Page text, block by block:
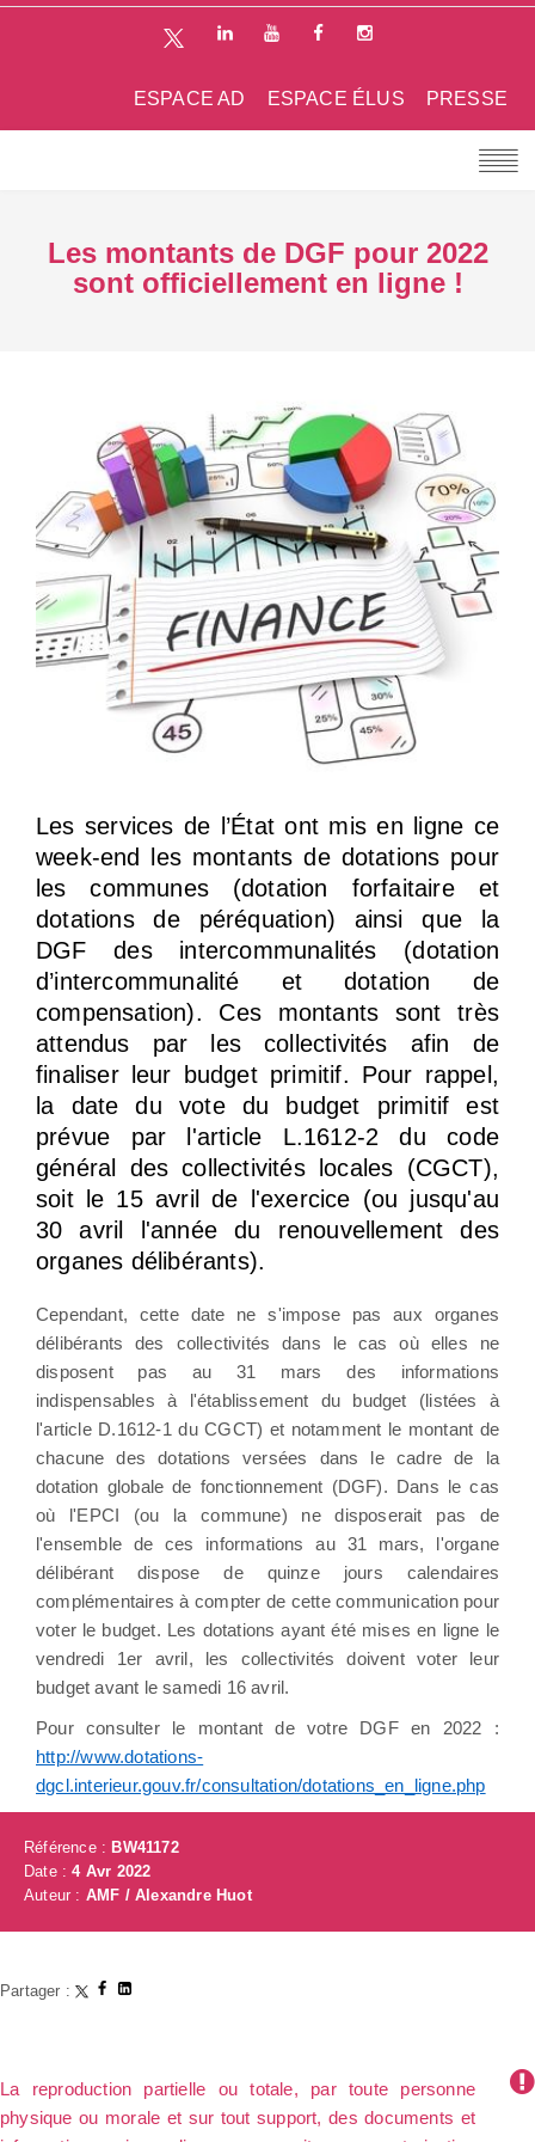
PRESSE
ESPACE ÉLUS
ESPACE AD
Les montants de DGF pour 2022
sont officiellement en ligne !
Les services de l’État ont mis en ligne ce
week-end les montants de dotations pour
les communes (dotation forfaitaire et
dotations de péréquation) ainsi que la
DGF des intercommunalités (dotation
d’intercommunalité et dotation de
compensation). Ces montants sont très
attendus par les collectivités afin de
finaliser leur budget primitif. Pour rappel,
la date du vote du budget primitif est
prévue par l'article L.1612-2 du code
général des collectivités locales (CGCT),
soit le 15 avril de l'exercice (ou jusqu'au
30 avril l'année du renouvellement des
organes délibérants).
Cependant, cette date ne s'impose pas aux organes
délibérants des collectivités dans le cas où elles ne
disposent pas au 31 mars des informations
indispensables à l'établissement du budget (listées à
l'article D.1612-1 du CGCT) et notamment le montant de
chacune des dotations versées dans le cadre de la
dotation globale de fonctionnement (DGF). Dans le cas
où l'EPCI (ou la commune) ne disposerait pas de
l'ensemble de ces informations au 31 mars, l'organe
délibérant dispose de quinze jours calendaires
complémentaires à compter de cette communication pour
voter le budget. Les dotations ayant été mises en ligne le
vendredi 1er avril, les collectivités doivent voter leur
budget avant le samedi 16 avril.
Pour consulter le montant de votre DGF en 2022 :
http://www.dotations-
dgcl.interieur.gouv.fr/consultation/dotations_en_ligne.php
Référence : BW41172
Date :4 Avr 2022
Auteur : AMF / Alexandre Huot
Partager :
La reproduction partielle ou totale, par toute personne
physique ou morale et sur tout support, des documents et